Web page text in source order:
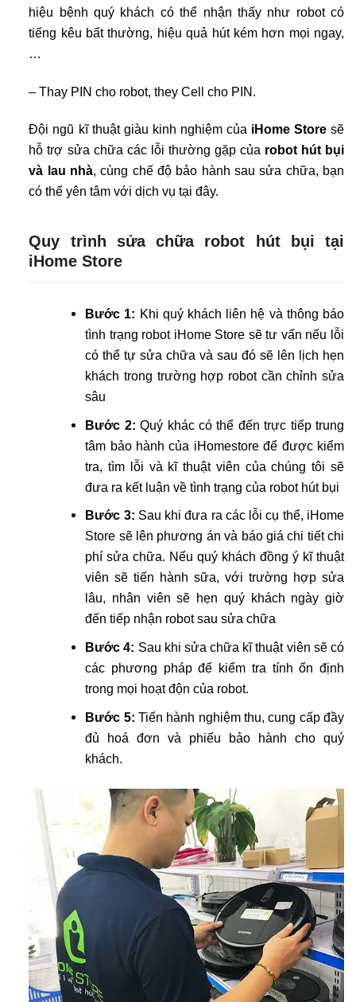
hiệu bệnh quý khách có thể nhận thấy như robot có
tiếng kêu bất thường, hiệu quả hút kém hơn mọi ngay,
…
– Thay PIN cho robot, they Cell cho PIN.
Đội ngũ kĩ thuật giàu kinh nghiệm của iHome Storesẽ
hỗ trợ sửa chữa các lỗi thường gặp của robot hút bụi
và lau nhà, cùng chế độ bảo hành sau sửa chữa, bạn
có thể yên tâm với dịch vụ tại đây.
Quy trình sửa chữa robot hút bụi tại
iHome Store
Bước 1: Khi quý khách liên hệ và thông báo
tình trạng robot iHome Store sẽ tư vấn nếu lỗi
có thể tự sửa chữa và sau đó sẽ lên lịch hẹn
khách trong trường hợp robot cần chỉnh sửa
sâu
Bước 2: Quý khác có thể đến trực tiếp trung
tâm bảo hành của iHomestore để được kiểm
tra, tìm lỗi và kĩ thuật viên của chúng tôi sẽ
đưa ra kết luận về tình trạng của robot hút bụi
Bước 3: Sau khi đưa ra các lỗi cụ thể, iHome
Store sẽ lên phương án và báo giá chi tiết chi
phí sửa chữa. Nếu quý khách đồng ý kĩ thuật
viên sẽ tiến hành sữa, với trường hợp sửa
lâu, nhân viên sẽ hẹn quý khách ngày giờ
đến tiếp nhận robot sau sửa chữa
Bước 4: Sau khi sửa chữa kĩ thuật viên sẽ có
các phương pháp để kiểm tra tính ổn định
trong mọi hoạt độn của robot.
Bước 5: Tiến hành nghiệm thu, cung cấp đầy
đủ hoá đơn và phiếu bảo hành cho quý
khách.